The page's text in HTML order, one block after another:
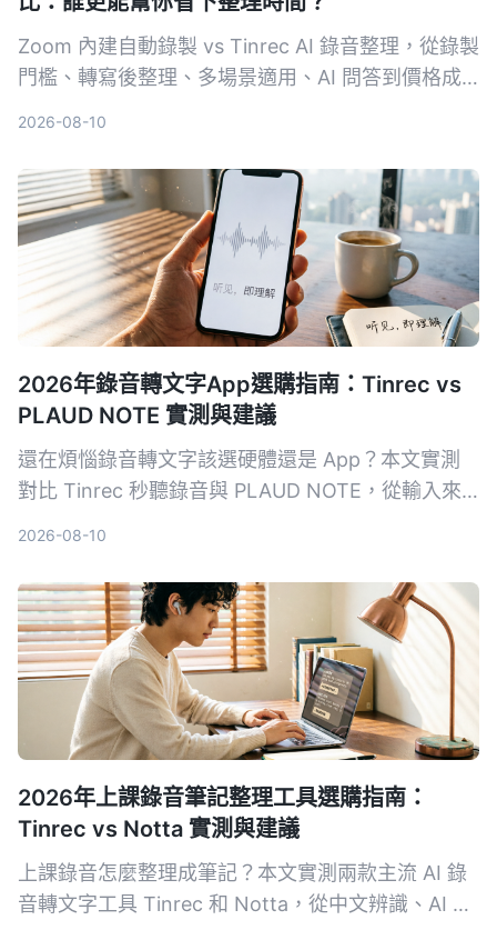
Zoom 內建自動錄製 vs Tinrec AI 錄音整理，從錄製
門檻、轉寫後整理、多場景適用、AI 問答到價格成
2026-08-10
2026年錄音轉文字App選購指南：Tinrec vs
PLAUD NOTE 實測與建議
還在煩惱錄音轉文字該選硬體還是 App？本文實測
對比 Tinrec 秒聽錄音與 PLAUD NOTE，從輸入來
2026-08-10
2026年上課錄音筆記整理工具選購指南：
Tinrec vs Notta 實測與建議
上課錄音怎麼整理成筆記？本文實測兩款主流 AI 錄
音轉文字工具 Tinrec 和 Notta，從中文辨識、AI 摘